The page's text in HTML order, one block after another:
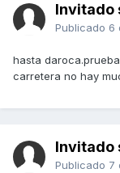
Invitado
Publicado 6
hasta
carretera no hay
Invitado
Publicado 7